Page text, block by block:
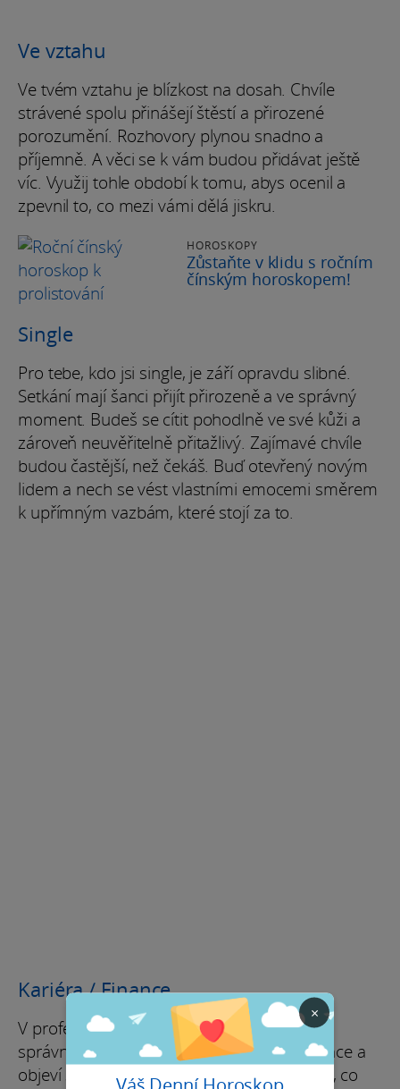
Ve vztahu
Ve tvém vztahu je blízkost na dosah. Chvíle
strávené spolu přinášejí štěstí a přirozené
porozumění. Rozhovory plynou snadno a
příjemně. A věci se k vám budou přidávat ještě
víc. Využij tohle období k tomu, abys ocenil a
zpevnil to, co mezi vámi dělá jiskru.
HOROSKOPY
Zůstaňte v klidu s ročním
čínským horoskopem!
Single
Pro tebe, kdo jsi single, je září opravdu slibné.
Setkání mají šanci přijít přirozeně a ve správný
moment. Budeš se cítit pohodlně ve své kůži a
zároveň neuvěřitelně přitažlivý. Zajímavé chvíle
budou častější, než čekáš. Buď otevřený novým
lidem a nech se vést vlastními emocemi směrem
k upřímným vazbám, které stojí za to.
Kariéra / Finance
V profesní oblasti se věci dávají do pohybu
správným směrem. Uvidíš výsledky své práce a
objeví se nové příležitosti. Máš jasno v tom, co
×